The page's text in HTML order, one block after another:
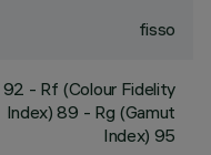
fisso
92 - Rf (Colour Fidelity
Index) 89 - Rg (Gamut
Index) 95